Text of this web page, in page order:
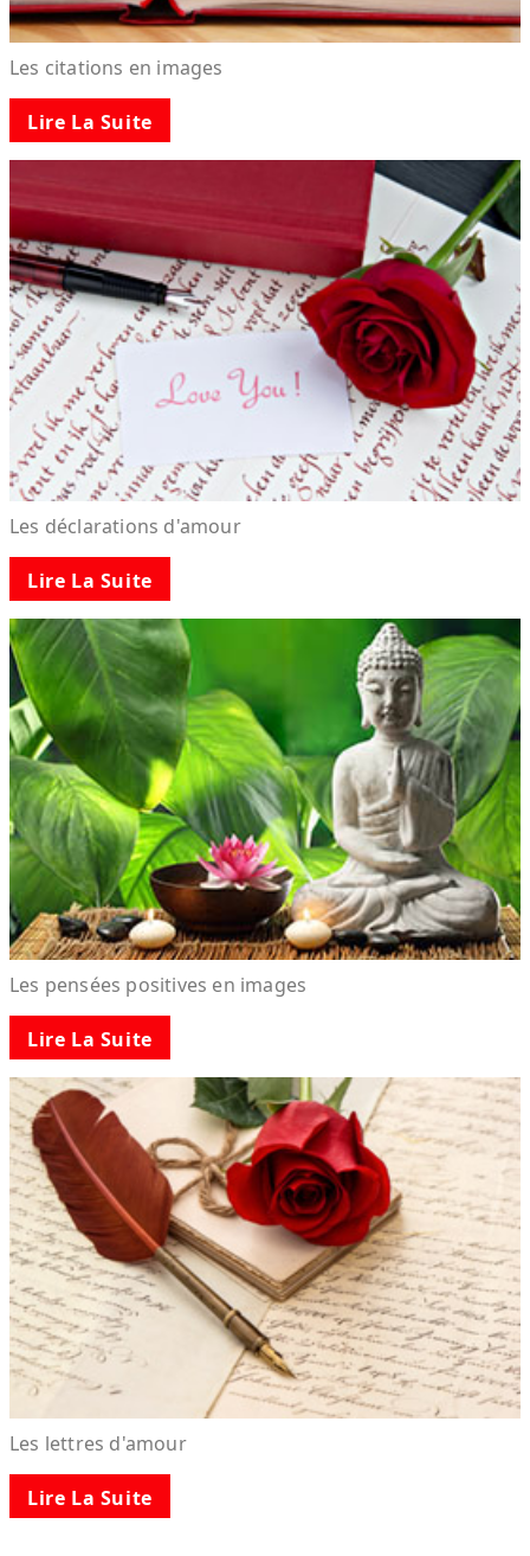
Les citations en images
Lire La Suite
Les déclarations d'amour
Lire La Suite
Les pensées positives en images
Lire La Suite
Les lettres d'amour
Lire La Suite